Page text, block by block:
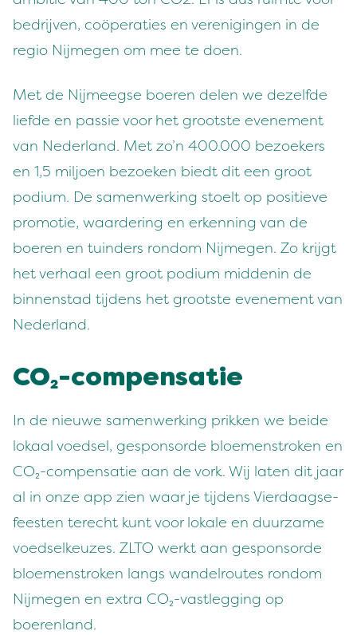
bedrijven, coöperaties en verenigingen in de
regio Nijmegen om mee te doen.
Met de Nijmeegse boeren delen we dezelfde
liefde en passie voor het grootste evenement
van Nederland. Met zo’n 400.000 bezoekers
en 1,5 miljoen bezoeken biedt dit een groot
podium. De samenwerking stoelt op positieve
promotie, waardering en erkenning van de
boeren en tuinders rondom Nijmegen. Zo krijgt
het verhaal een groot podium middenin de
binnenstad tijdens het grootste evenement van
Nederland.
CO₂-com­pen­satie
In de nieuwe samen­werk­ing prikken we bei­de
lokaal voed­sel, gespon­sor­de bloe­men­stro­ken en
CO₂-com­pen­satie aan de vork. Wij lat­en dit jaar
al in onze app zien waar je tij­dens Vier­daagse­
feesten terecht kunt voor lokale en duurzame
voed­selkeuzes. ZLTO werkt aan gespon­sor­de
bloe­men­stro­ken langs wan­del­routes ron­dom
Nijmegen en extra CO₂-vast­leg­ging op
boerenland.